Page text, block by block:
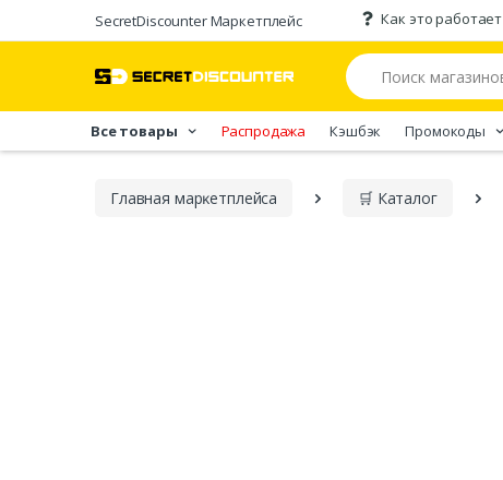
SecretDiscounter Маркетплейс Как это работает
Все товары Распродажа Кэшбэк Промокоды
Главная марĸетплейса 🛒 Каталог